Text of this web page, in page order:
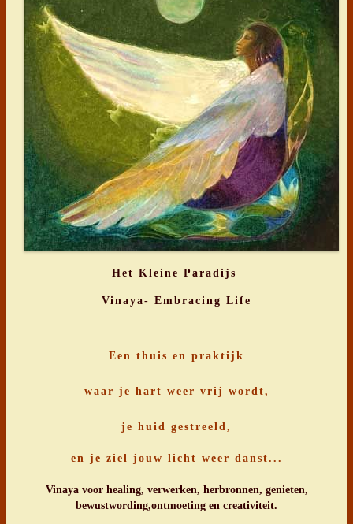
Het Kleine Paradijs
Vinaya- Embracing Life
Een thuis en praktijk
waar je hart weer vrij wordt,
je huid gestreeld,
en je ziel jouw licht weer danst...
Vinaya voor healing, verwerken, herbronnen, genieten,
bewustwording,ontmoeting en creativiteit.